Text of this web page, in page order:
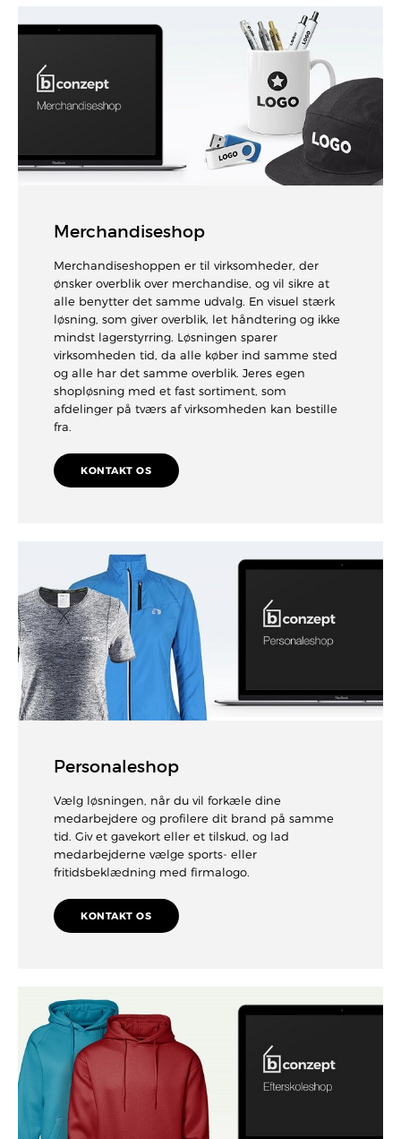
Merchandiseshop
Merchandiseshoppen er til virksomheder, der
ønsker overblik over merchandise, og vil sikre at
alle benytter det samme udvalg. En visuel stærk
løsning, som giver overblik, let håndtering og ikke
mindst lagerstyrring. Løsningen sparer
virksomheden tid, da alle køber ind samme sted
og alle har det samme overblik. Jeres egen
shopløsning med et fast sortiment, som
afdelinger på tværs af virksomheden kan bestille
fra.
KONTAKT OS
Personaleshop
Vælg løsningen, når du vil forkæle dine
medarbejdere og profilere dit brand på samme
tid. Giv et gavekort eller et tilskud, og lad
medarbejderne vælge sports- eller
fritidsbeklædning med firmalogo.
KONTAKT OS